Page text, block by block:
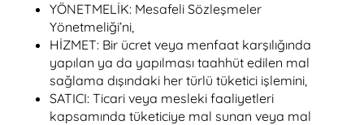
YÖNETMELİK: Mesafeli Sözleşmeler
Yönetmeliği’ni,
HİZMET: Bir ücret veya menfaat karşılığında
yapılan ya da yapılması taahhüt edilen mal
sağlama dışındaki her türlü tüketici işlemini,
SATICI: Ticari veya mesleki faaliyetleri
kapsamında tüketiciye mal sunan veya mal